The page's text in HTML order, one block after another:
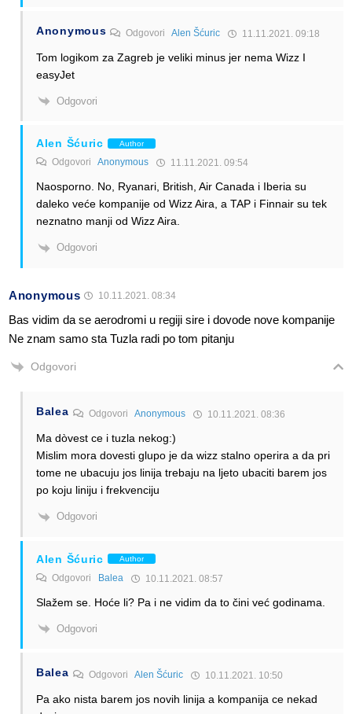
Anonymous OdgovoriAlen Šćuric 11.11.2021. 09:18
Tom logikom za Zagreb je veliki minus jer nema Wizz I
easyJet
Odgovori
Alen Šćuric Author
Odgovori Anonymous 11.11.2021. 09:54
Naosporno. No, Ryanari, British, Air Canada i Iberia su
daleko veće kompanije od Wizz Aira, a TAP i Finnair su tek
neznatno manji od Wizz Aira.
Odgovori
Anonymous 10.11.2021. 08:34
Bas vidim da se aerodromi u regiji sire i dovode nove kompanije
Ne znam samo sta Tuzla radi po tom pitanju
Odgovori
Balea Odgovori Anonymous 10.11.2021. 08:36
Ma dòvest ce i tuzla nekog:)
Mislim mora dovesti glupo je da wizz stalno operira a da pri
tome ne ubacuju jos linija trebaju na ljeto ubaciti barem jos
po koju liniju i frekvenciju
Odgovori
Alen Šćuric Author
Odgovori Balea 10.11.2021. 08:57
Slažem se. Hoće li? Pa i ne vidim da to čini već godinama.
Odgovori
Balea Odgovori Alen Šćuric 10.11.2021. 10:50
Pa ako nista barem jos novih linija a kompanija ce nekad